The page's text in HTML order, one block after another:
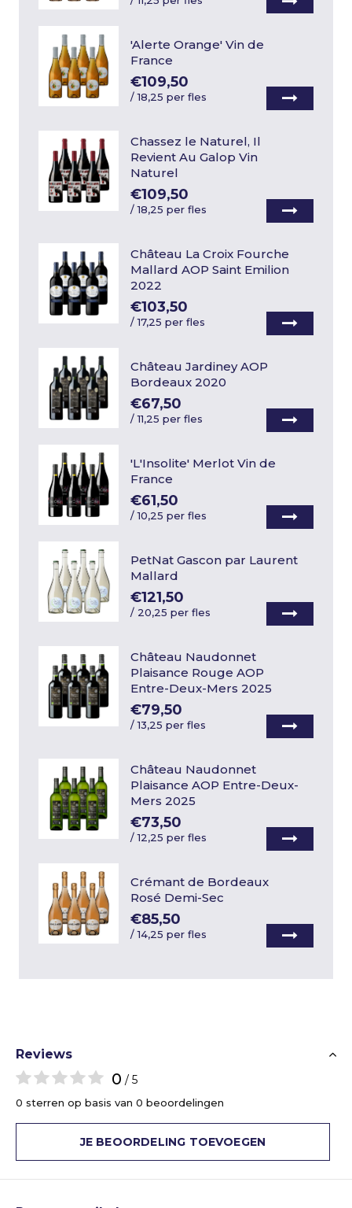
'Alerte Orange' Vin de
France
€109,50
/18,25 per fles
Chassez le Naturel, Il
Revient Au Galop Vin
Naturel
€109,50
/18,25 per fles
Château La Croix Fourche
Mallard AOP Saint Emilion
2022
€103,50
/17,25 per fles
Château Jardiney AOP
Bordeaux 2020
€67,50
/11,25 per fles
'L'Insolite' Merlot Vin de
France
€61,50
/10,25 per fles
PetNat Gascon par Laurent
Mallard
€121,50
/ 20,25 per fles
Château Naudonnet
Plaisance Rouge AOP
Entre-Deux-Mers 2025
€79,50
/13,25 per fles
Château Naudonnet
Plaisance AOP Entre-Deux-
Mers 2025
€73,50
/12,25 per fles
Crémant de Bordeaux
Rosé Demi-Sec
€85,50
/14,25 per fles
Reviews
0 / 5
0 sterren op basis van 0 beoordelingen
JE BEOORDELING TOEVOEGEN